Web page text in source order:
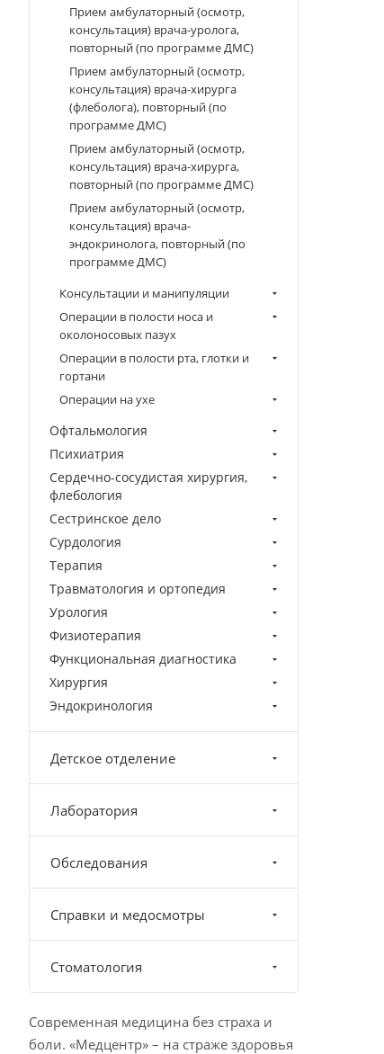
Прием амбулаторный (осмотр,
консультация) врача-уролога,
повторный (по программе ДМС)
Прием амбулаторный (осмотр,
консультация) врача-хирурга
(флеболога), повторный (по
программе ДМС)
Прием амбулаторный (осмотр,
консультация) врача-хирурга,
повторный (по программе ДМС)
Прием амбулаторный (осмотр,
консультация) врача-
эндокринолога, повторный (по
программе ДМС)
Консультации и манипуляции
Операции в полости носа и
околоносовых пазух
Операции в полости рта, глотки и
гортани
Операции на ухе
Офтальмология
Психиатрия
Сердечно-сосудистая хирургия,
флебология
Сестринское дело
Сурдология
Терапия
Травматология и ортопедия
Урология
Физиотерапия
Функциональная диагностика
Хирургия
Эндокринология
Детское отделение
Лаборатория
Обследования
Справки и медосмотры
Стоматология
Современная медицина без страха и
боли. «Медцентр» – на страже здоровья